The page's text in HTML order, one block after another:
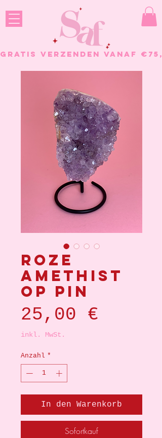
GRATIS VERZENDEN VANAF
Roze
amethist
op pin
25,00 €
inkl. MwSt.
Anzahl *
In den Warenkorb
Sofortkauf